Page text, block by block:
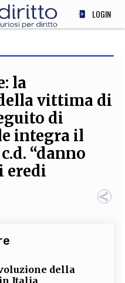
LOGIN
CON NOI
la
vittima di
di
integra il
“danno
eredi
della
Italia